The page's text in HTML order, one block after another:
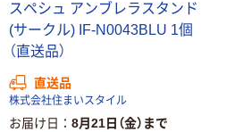
スペシュ アンブレラスタンド
(サークル) IF-N0043BLU 1個
（直送品）
直送品
株式会社住まいスタイル
お届け日 8月21日（金）まで
キングジム テプ
ラ TEPRA
字）
富士フイルム チ